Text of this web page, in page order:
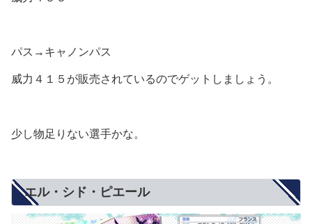
パス→キャノンパス
威力４１５が販売されているのでゲットしましょう。
少し物足りない選手かな。
エル・シド・ピエール